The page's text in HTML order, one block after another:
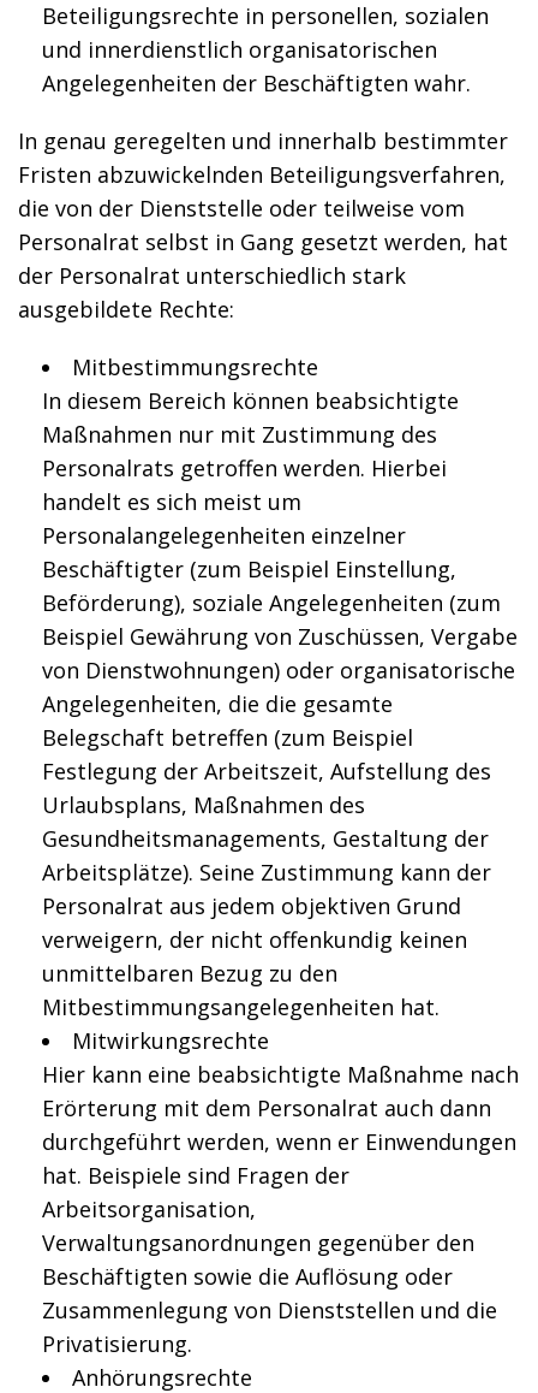
Beteiligungsrechte in personellen, sozialen
und innerdienstlich organisatorischen
Angelegenheiten der Beschäftigten wahr.
In genau geregelten und innerhalb bestimmter
Fristen abzuwickelnden Beteiligungsverfahren,
die von der Dienststelle oder teilweise vom
Personalrat selbst in Gang gesetzt werden, hat
der Personalrat unterschiedlich stark
ausgebildete Rechte:
Mitbestimmungsrechte
In diesem Bereich können beabsichtigte
Maßnahmen nur mit Zustimmung des
Personalrats getroffen werden. Hierbei
handelt es sich meist um
Personalangelegenheiten einzelner
Beschäftigter (zum Beispiel Einstellung,
Beförderung), soziale Angelegenheiten (zum
Beispiel Gewährung von Zuschüssen, Vergabe
von Dienstwohnungen) oder organisatorische
Angelegenheiten, die die gesamte
Belegschaft betreffen (zum Beispiel
Festlegung der Arbeitszeit, Aufstellung des
Urlaubsplans, Maßnahmen des
Gesundheitsmanagements, Gestaltung der
Arbeitsplätze). Seine Zustimmung kann der
Personalrat aus jedem objektiven Grund
verweigern, der nicht offenkundig keinen
unmittelbaren Bezug zu den
Mitbestimmungsangelegenheiten hat.
Mitwirkungsrechte
Hier kann eine beabsichtigte Maßnahme nach
Erörterung mit dem Personalrat auch dann
durchgeführt werden, wenn er Einwendungen
hat. Beispiele sind Fragen der
Arbeitsorganisation,
Verwaltungsanordnungen gegenüber den
Beschäftigten sowie die Auflösung oder
Zusammenlegung von Dienststellen und die
Privatisierung.
Anhörungsrechte